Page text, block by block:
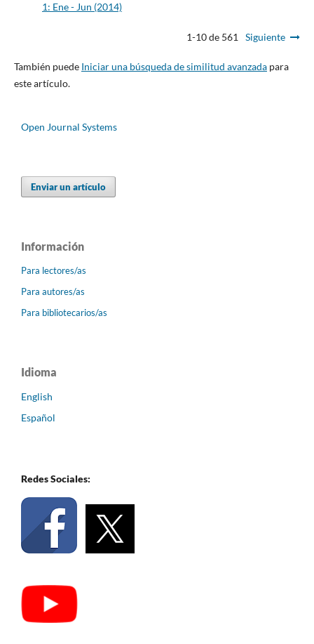
1: Ene - Jun (2014)
1-10 de 561 Siguiente
También puede Iniciar una búsqueda de similitud avanzadapara
este artículo.
Open Journal Systems
Enviar un artículo
Información
Para lectores/as
Para autores/as
Para bibliotecarios/as
Idioma
English
Español
Redes Sociales: